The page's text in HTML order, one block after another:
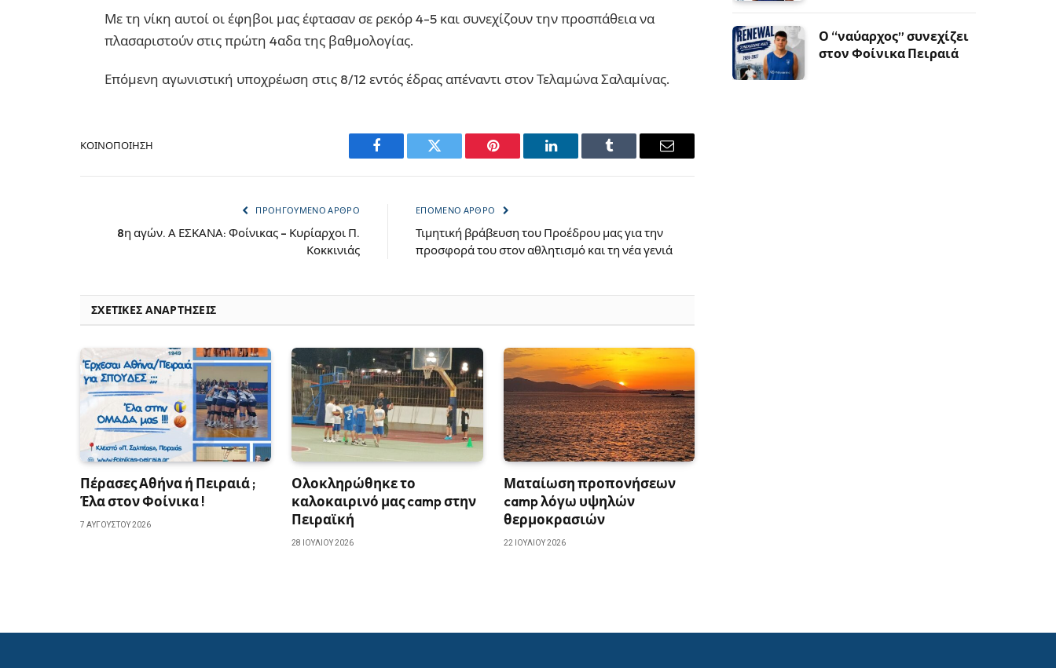
Με τη νίκη αυτοί οι έφηβοι μας έφτασαν σε ρεκόρ 4-5 και συνεχίζουν την προσπάθεια να
πλασαριστούν στις πρώτη 4αδα της βαθμολογίας.
Επόμενη αγωνιστική υποχρέωση στις 8/12 εντός έδρας απέναντι στον Τελαμώνα Σαλαμίνας.
ΚΟΙΝΟΠΟΊΗΣΗ
Facebook Twitter Pinterest LinkedIn Tumblr Email
ΠΡΟΗΓΟΎΜΕΝΟ ΆΡΘΡΟ
8η αγών. Α ΕΣΚΑΝΑ: Φοίνικας – Κυρίαρχοι Π.
Κοκκινιάς
ΕΠΌΜΕΝΟ ΆΡΘΡΟ
Τιμητική βράβευση του Προέδρου μας για την
προσφορά του στον αθλητισμό και τη νέα γενιά
ΣΧΕΤΙΚΈΣ ΑΝΑΡΤΉΣΕΙΣ
Πέρασες Αθήνα ή Πειραιά ;
Έλα στον Φοίνικα !
7 ΑΥΓΟΎΣΤΟΥ 2026
Ολοκληρώθηκε το
καλοκαιρινό μας camp στην
Πειραϊκή
28 ΙΟΥΛΊΟΥ 2026
Ματαίωση προπονήσεων
camp λόγω υψηλών
θερμοκρασιών
22 ΙΟΥΛΊΟΥ 2026
Ο “ναύαρχος” συνεχίζει
στον Φοίνικα Πειραιά